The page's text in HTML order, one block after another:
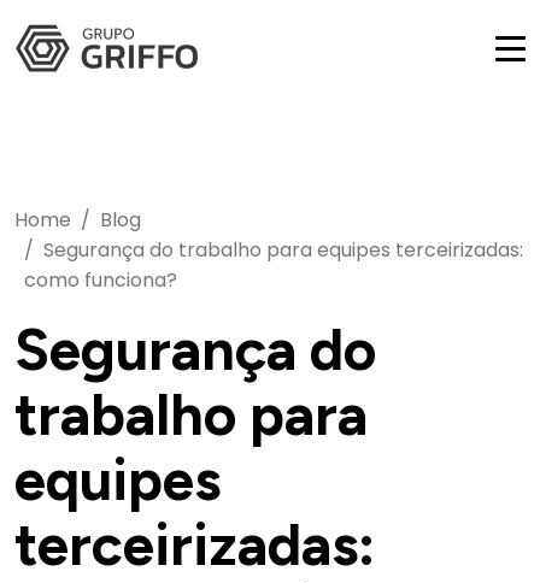
Home
Blog
Segurança do trabalho para equipes terceirizadas:
como funciona?
Segurança do
trabalho para
equipes
terceirizadas: